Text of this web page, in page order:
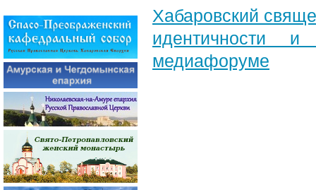
Хабаровский
идентичности
медиафоруме